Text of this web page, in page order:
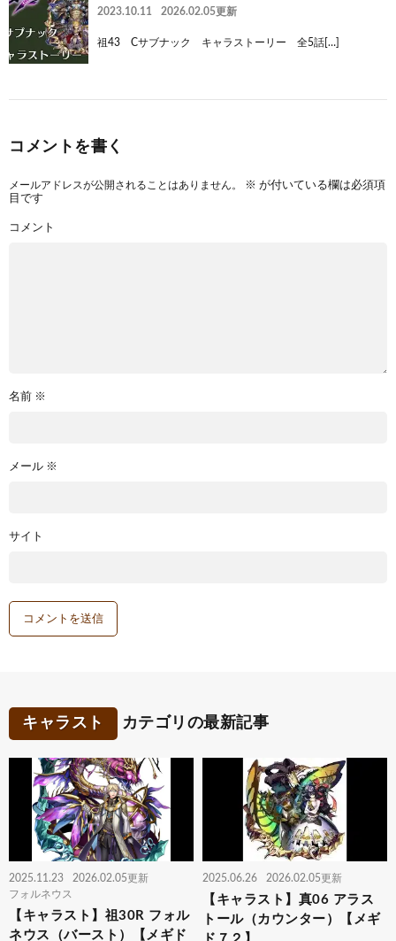
2023.10.11 2026.02.05更新
祖43 Cサブナック キャラストーリー 全5話[…]
コメントを書く
メールアドレスが公開されることはありません。 ※ が付いている欄は必須項
目です
コメント
名前 ※
メール ※
サイト
キャラスト カテゴリの最新記事
2025.11.23
2026.02.05更新
フォルネウス
【キャラスト】祖30R フォル
ネウス（バースト）【メギド
2025.06.26 2026.02.05更新
【キャラスト】真06 アラス
トール（カウンター）【メギ